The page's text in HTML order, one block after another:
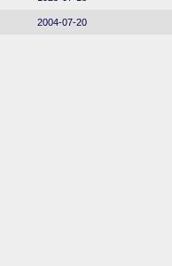
2004-07-20